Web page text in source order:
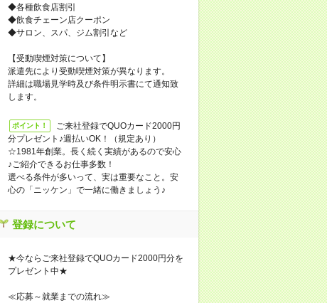
◆各種飲食店割引
◆飲食チェーン店クーポン
◆サロン、スパ、ジム割引など
【受動喫煙対策について】
派遣先により受動喫煙対策が異なります。
詳細は職場見学時及び条件明示書にて通知致
します。
ポイント！
ご来社登録でQUOカード2000円
分プレゼント♪週払いOK！（規定あり）
☆1981年創業。長く続く実績があるので安心
♪ご紹介できるお仕事多数！
選べる条件が多いって、実は重要なこと。安
心の「ニッケン」で一緒に働きましょう♪
登録について
★今ならご来社登録でQUOカード2000円分を
プレゼント中★
≪応募～就業までの流れ≫